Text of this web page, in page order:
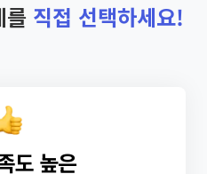
를 직접 선택하세요!
도 높은